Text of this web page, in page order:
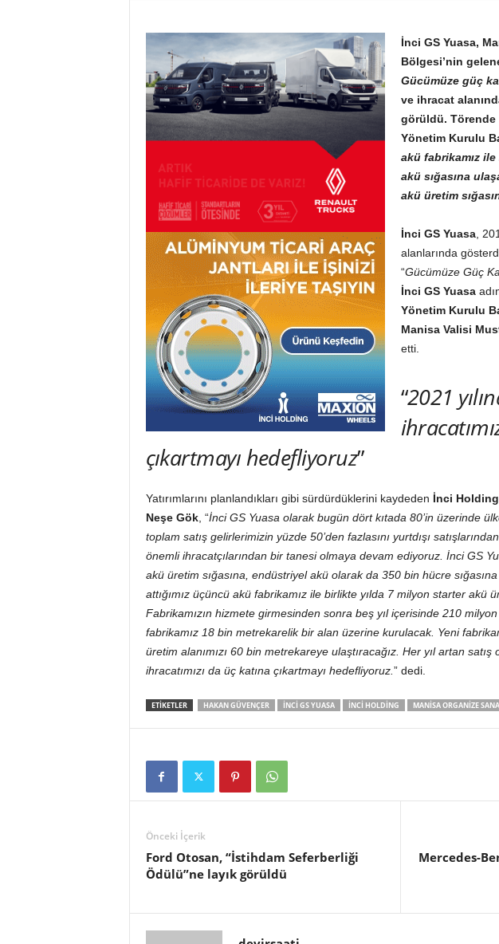
İnci GS Yuasa,
Bölgesi’nin
Gücümüze güç
ve ihracat
görüldü.
Yönetim Kurulu
akü fabrikamız
akü sığasına
akü üretim
İnci GS Yuasa,
alanlarında
“Gücümüze Güç
İnci GS Yuasa
Yönetim Kurulu
Manisa Valisi
etti.
“2021
çıkartmayı hedefliyoruz”
Yatırımlarını planlandıkları gibi sürdürdüklerini kaydeden İnci
Neşe Gök, “İnci GS Yuasa olarak bugün dört kıtada 80’in üzerinde
toplam satış gelirlerimizin yüzde 50’den fazlasını yurtdışı
önemli ihracatçılarından bir tanesi olmaya devam ediyoruz. İnci GS
akü üretim sığasına, endüstriyel akü olarak da 350 bin hücre
attığımız üçüncü akü fabrikamız ile birlikte yılda 7 milyon starter akü
Fabrikamızın hizmete girmesinden sonra beş yıl içerisinde 210
fabrikamız 18 bin metrekarelik bir alan üzerine kurulacak. Yeni
üretim alanımızı 60 bin metrekareye ulaştıracağız. Her yıl artan satış
ihracatımızı da üç katına çıkartmayı hedefliyoruz. ” dedi.
ETIKETLER HAKAN GÜVENÇER INCI GS YUASA INCI HOLDING MANISA ORGANIZE
Önceki İçerik
Ford Otosan, “İstihdam Seferberliği
Ödülü”ne layık görüldü
Mercedes-